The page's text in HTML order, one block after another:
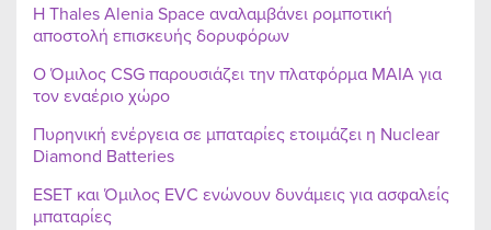
Η Thales Alenia Space αναλαμβάνει ρομποτική
αποστολή επισκευής δορυφόρων
Ο Όμιλος CSG παρουσιάζει την πλατφόρμα MAIA για
τον εναέριο χώρο
Πυρηνική ενέργεια σε μπαταρίες ετοιμάζει η Nuclear
Diamond Batteries
ESET και Όμιλος EVC ενώνουν δυνάμεις για ασφαλείς
μπαταρίες